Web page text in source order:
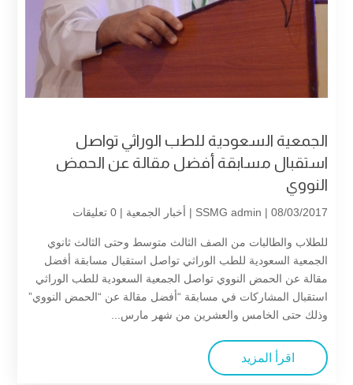
الجمعية السعودية للطب الوراثي تواصل
استقبال مسابقة أفضل مقالة عن الحمض
النووي
SSMG admin | 08/03/2017 | أخبار الجمعية | 0 تعليقات
للطلاب والطالبات من الصف الثالث متوسط وحتى الثالث ثانوي
الجمعية السعودية للطب الوراثي تواصل استقبال مسابقة أفضل
مقالة عن الحمض النووي تواصل الجمعية السعودية للطب الوراثي
استقبال المشاركات في مسابقة “أفضل مقالة عن “الحمض النووي”
وذلك حتى الخامس والعشرين من شهر مارس...
اقرأ المزيد